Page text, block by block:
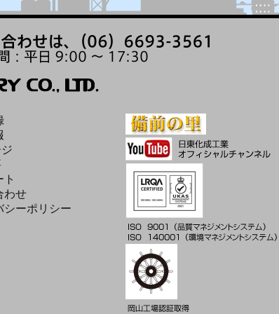
ト
わせ
シーポリシー